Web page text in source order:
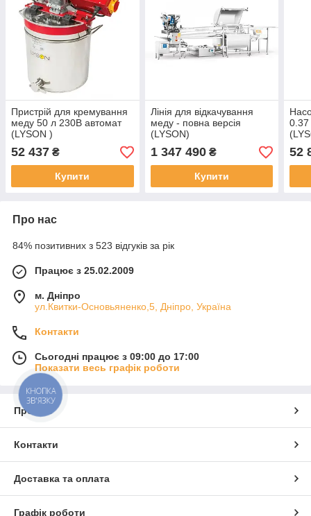
Пристрій для кремування
меду 50 л 230В автомат
(LYSON )
52 437 ₴
Купити
Лінія для відкачування
меду - повна версія
(LYSON)
1 347 490₴
Купити
0.37
52
Про нас
84% позитивних з 523 відгуків за рік
Працює з 25.02.2009
м. Дніпро
ул.Квитки-Основьяненко,5, Дніпро, Україна
Контакти
Сьогодні працює з 09:00 до 17:00
Показати весь графік роботи
Про нас
Контакти
Доставка та оплата
Графік роботи
КНОПКА
ЗВ'ЯЗКУ